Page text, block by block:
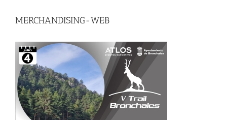
MERCHANDISING-WEB